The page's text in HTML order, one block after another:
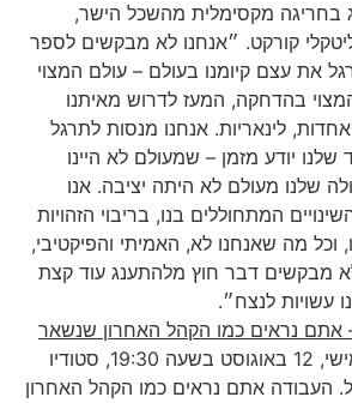
מקסימלית מהשכל הישר,
קורקט. ״אנחנו לא מבקשים לספר
עצם קיומנו בעולם – עולם המצוי
בהדחקה, המעז לדרוש מאיתנו
לינאריות. אנחנו מנסות לתרגל
יודע מזמן – שמעולם לא היינו
מעולם לא היתה יציבה. אנו
המתחוללים בנו, בריבוי הזהויות
מה שאנחנו לא, האמיתי והפיקטיבי,
מבקשים דבר חוץ מלהתענג עוד קצת
לנצח״.
אתם נראים כמו הקהל האחרון שנשאר
: יום חמישי, 12 באוגוסט בשעה 19:30, סטודיו
העבודה אתם נראים כמו הקהל האחרון